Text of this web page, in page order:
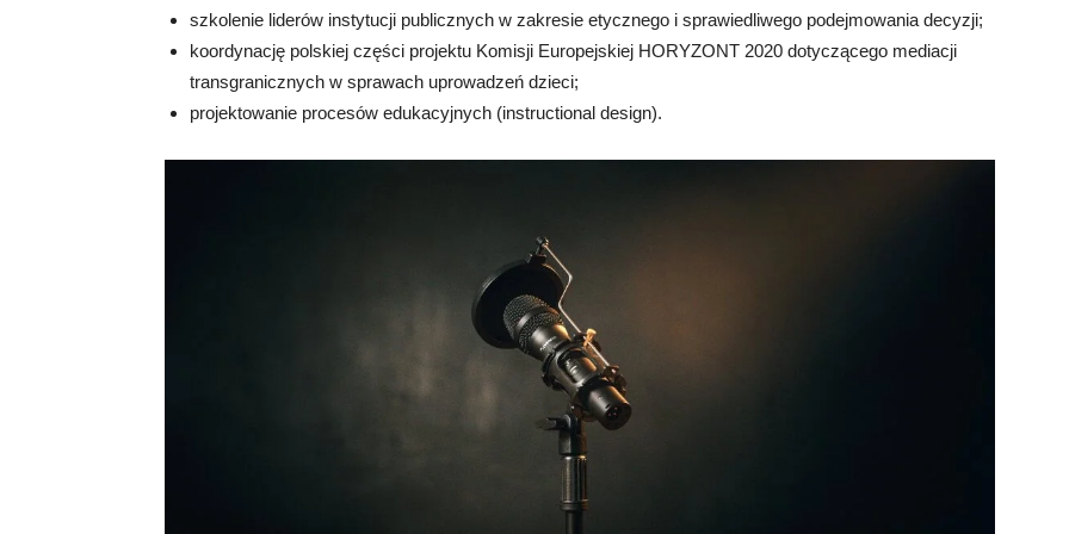
szkolenie liderów instytucji publicznych w zakresie etycznego i sprawiedliwego podejmowania decyzji;
koordynację polskiej części projektu Komisji Europejskiej HORYZONT 2020 dotyczącego mediacji
transgranicznych w sprawach uprowadzeń dzieci;
projektowanie procesów edukacyjnych (instructional design).